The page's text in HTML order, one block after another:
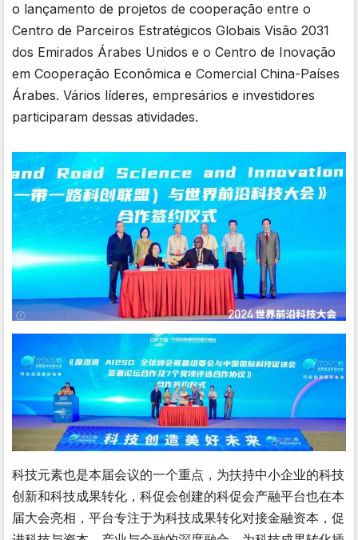
o lançamento de projetos de cooperação entre o
Centro de Parceiros Estratégicos Globais Visão 2031
dos Emirados Árabes Unidos e o Centro de Inovação
em Cooperação Econômica e Comercial China-Países
Árabes. Vários líderes, empresários e investidores
participaram dessas atividades.
科技元素也是本届会议的一个重点，为扶持中小企业的科技
创新和科技成果转化，科促会创建的科促会产融平台也在本
届大会亮相，平台专注于为科技成果转化对接金融资本，促